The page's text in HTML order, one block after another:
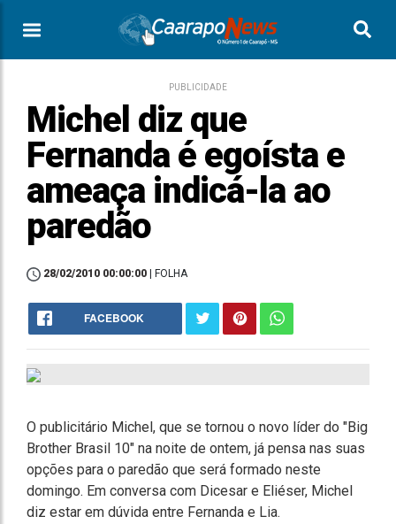
PUBLICIDADE
Michel diz que
Fernanda é egoísta e
ameaça indicá-la ao
paredão
28/02/2010 00:00:00 | FOLHA
FACEBOOK
O publicitário Michel, que se tornou o novo líder do "Big
Brother Brasil 10" na noite de ontem, já pensa nas suas
opções para o paredão que será formado neste
domingo. Em conversa com Dicesar e Eliéser, Michel
diz estar em dúvida entre Fernanda e Lia.